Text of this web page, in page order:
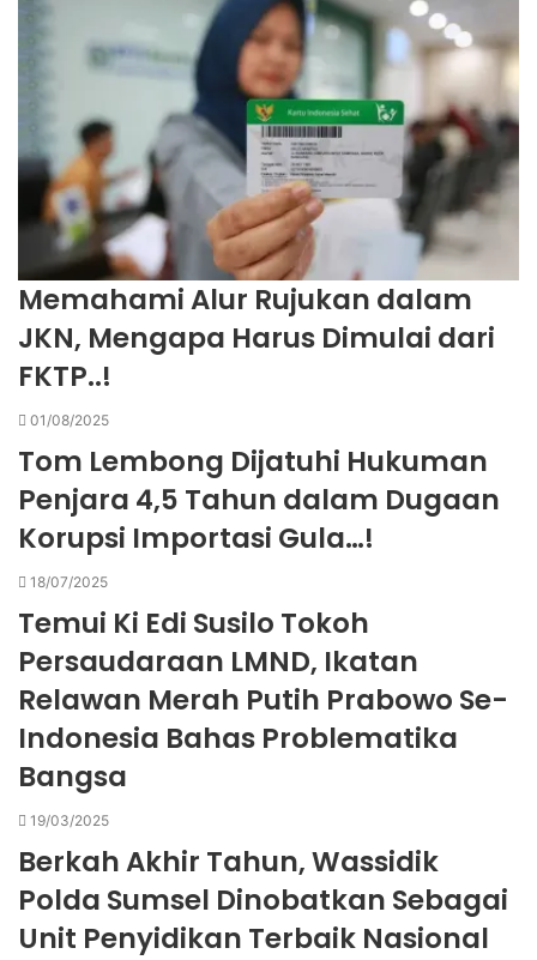
Memahami Alur Rujukan dalam
JKN, Mengapa Harus Dimulai dari
FKTP..!
01/08/2025
Tom Lembong Dijatuhi Hukuman
Penjara 4,5 Tahun dalam Dugaan
Korupsi Importasi Gula…!
18/07/2025
Temui Ki Edi Susilo Tokoh
Persaudaraan LMND, Ikatan
Relawan Merah Putih Prabowo Se-
Indonesia Bahas Problematika
Bangsa
19/03/2025
Berkah Akhir Tahun, Wassidik
Polda Sumsel Dinobatkan Sebagai
Unit Penyidikan Terbaik Nasional